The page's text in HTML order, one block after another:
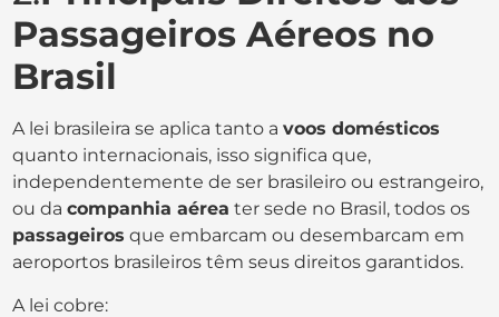
Passageiros Aéreos no
Brasil
A lei brasileira se aplica tanto avoos domésticos
quanto internacionais, isso significa que,
independentemente de ser brasileiro ou estrangeiro,
ou dacompanhia aérea ter sede no Brasil, todos os
passageiros que embarcam ou desembarcam em
aeroportos brasileiros têm seus direitos garantidos.
A lei cobre: